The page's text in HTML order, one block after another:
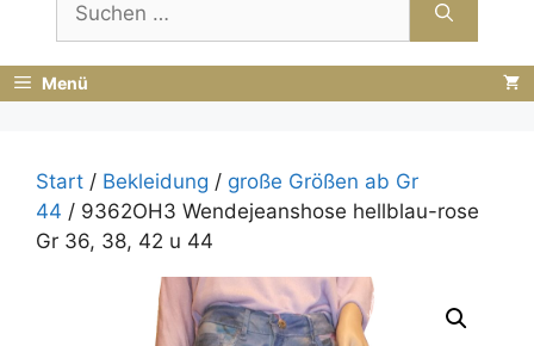
nach:
Menü
Start / Bekleidung / große Größen ab Gr
44 / 9362OH3 Wendejeanshose hellblau-rose
Gr 36, 38, 42 u 44